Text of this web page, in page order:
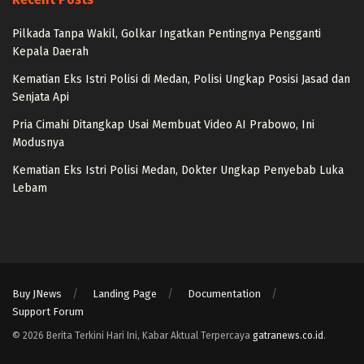
Pilkada Tanpa Wakil, Golkar Ingatkan Pentingnya Pengganti
Kepala Daerah
Kematian Eks Istri Polisi di Medan, Polisi Ungkap Posisi Jasad dan
Senjata Api
Pria Cimahi Ditangkap Usai Membuat Video AI Prabowo, Ini
Modusnya
Kematian Eks Istri Polisi Medan, Dokter Ungkap Penyebab Luka
Lebam
Buy JNews Landing Page
Documentation
Support Forum
© 2026 Berita Terkini Hari Ini, Kabar Aktual Terpercaya gatranews.co.id .